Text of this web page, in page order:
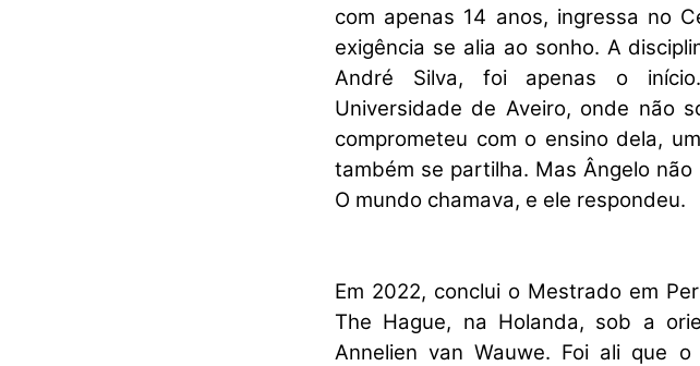
com apenas 14 anos, ingressa no
exigência se alia ao sonho. A
André Silva, foi apenas o
Universidade de Aveiro, onde não
comprometeu com o ensino dela,
também se partilha. Mas Ângelo
O mundo chamava, e ele respondeu.
Em 2022, conclui o Mestrado em
The Hague, na Holanda, sob a
Annelien van Wauwe. Foi ali que